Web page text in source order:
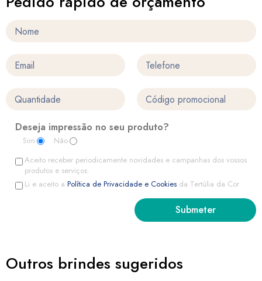
Deseja impressão no seu produto?
Sim
Não
Aceito receber periodicamente novidades e campanhas dos vossos
produtos e serviços.
Li e aceito a Política de Privacidade e Cookies da Tertúlia da Cor
Outros brindes sugeridos